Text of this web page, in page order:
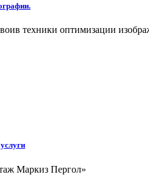
техники оптимизации
Маркиз Пергол»